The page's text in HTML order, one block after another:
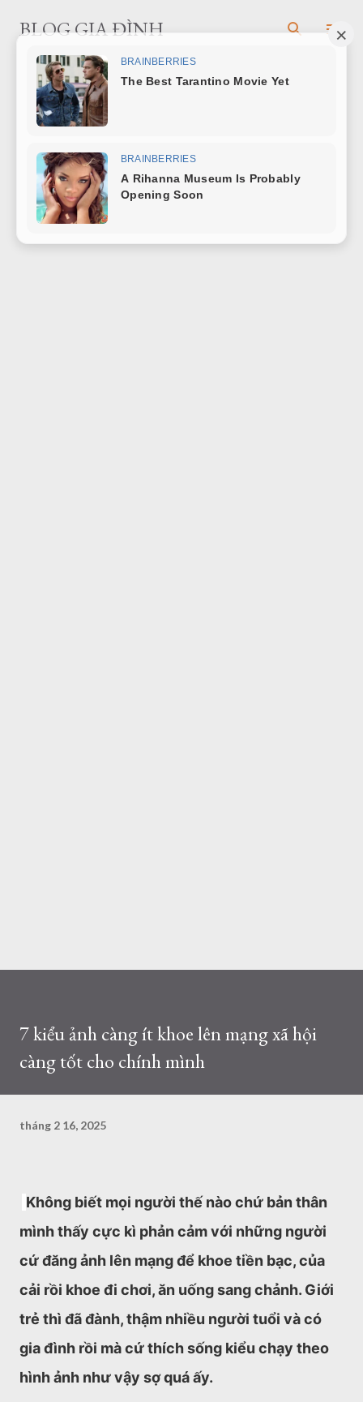
Chuyển đến nội dung chính
BLOG GIA ĐÌNH
7 kiểu ảnh càng ít khoe lên mạng xã hội
càng tốt cho chính mình
tháng 2 16, 2025
Không biết mọi người thế nào chứ bản thân
mình thấy cực kì phản cảm với những người
cứ đăng ảnh lên mạng để khoe tiền bạc, của
cải rồi khoe đi chơi, ăn uống sang chảnh. Giới
trẻ thì đã đành, thậm nhiều người tuổi và có
gia đình rồi mà cứ thích sống kiểu chạy theo
hình ảnh như vậy sợ quá ấy.